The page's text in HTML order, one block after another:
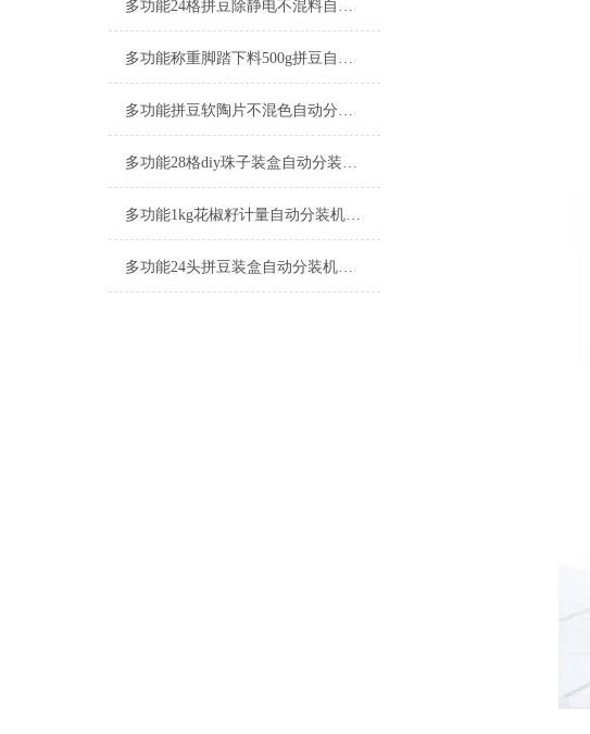
多功能24格拼豆除静电不混料自动分装机厂家
多功能称重脚踏下料500g拼豆自动分装机厂家
多功能拼豆软陶片不混色自动分装机-24格包装机厂家
多功能28格diy珠子装盒自动分装机厂家
多功能1kg花椒籽计量自动分装机厂家
多功能24头拼豆装盒自动分装机支持定制